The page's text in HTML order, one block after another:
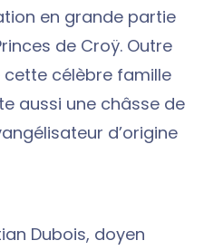
en grande partie
de Croÿ. Outre
célèbre famille
aussi une châsse de
d’origine
Dubois, doyen